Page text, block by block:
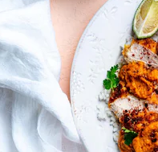
Copyright © 2010-2026